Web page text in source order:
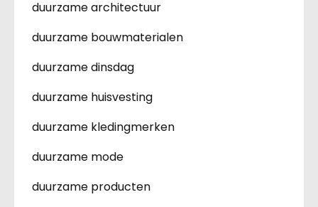
duurzame architectuur
duurzame bouwmaterialen
duurzame dinsdag
duurzame huisvesting
duurzame kledingmerken
duurzame mode
duurzame producten